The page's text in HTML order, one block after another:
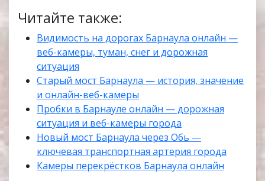
Читайте также:
Видимость на дорогах Барнаула онлайн —
веб-камеры, туман, снег и дорожная
ситуация
Старый мост Барнаула — история, значение
и онлайн-веб-камеры
Пробки в Барнауле онлайн — дорожная
ситуация и веб-камеры города
Новый мост Барнаула через Обь —
ключевая транспортная артерия города
Камеры перекрёстков Барнаула онлайн